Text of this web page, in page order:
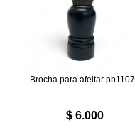
Brocha para afeitar pb1107
$ 6.000